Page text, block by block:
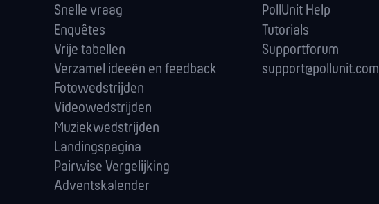
Snelle vraag
Enquêtes
Vrije tabellen
Verzamel ideeën en feedback
Fotowedstrijden
Videowedstrijden
Muziekwedstrijden
Landingspagina
Pairwise Vergelijking
Adventskalender
PollUnit Help
Tutorials
Supportforum
support@pollunit.com